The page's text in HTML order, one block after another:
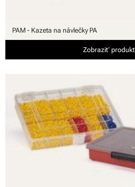
PAM - Kazeta na návlečky PA
Zobraziť produkt